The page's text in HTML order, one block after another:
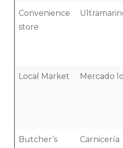
Convenience
store
Local Market Mercado
Butcher’s
Carnicería